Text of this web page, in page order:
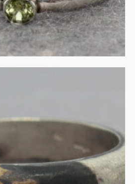
met gouden
accent
€140.00